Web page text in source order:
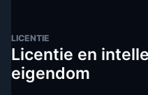
LICENTIE
Licentie en
eigendom